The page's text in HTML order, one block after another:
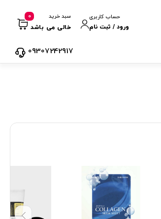
حساب کاربری
ورود / ثبت نام
سبد خرید
خالی می باشد
0
09307242917